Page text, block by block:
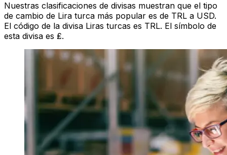
Nuestras clasificaciones de divisas muestran que el tipo
de cambio de Lira turca más popular es de TRL a USD.
El código de la divisa Liras turcas es TRL. El símbolo de
esta divisa es ₤.